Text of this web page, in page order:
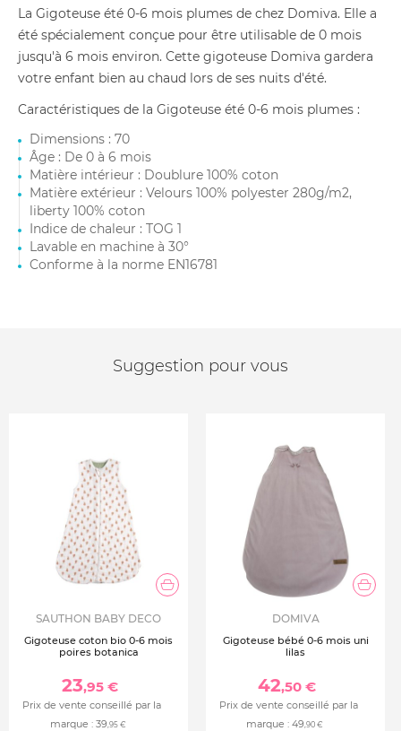
La Gigoteuse été 0-6 mois plumes de chez Domiva. Elle a
été spécialement conçue pour être utilisable de 0 mois
jusqu'à 6 mois environ. Cette gigoteuse Domiva gardera
votre enfant bien au chaud lors de ses nuits d'été.
Caractéristiques de la Gigoteuse été 0-6 mois plumes :
Dimensions : 70
Âge : De 0 à 6 mois
Matière intérieur : Doublure 100% coton
Matière extérieur : Velours 100% polyester 280g/m2,
liberty 100% coton
Indice de chaleur : TOG 1
Lavable en machine à 30°
Conforme à la norme EN16781
Suggestion pour vous
SAUTHON BABY DECO
Gigoteuse coton bio 0-6 mois
poires botanica
23,95 €
Prix de vente conseillé par la
marque : 39,95 €
DOMIVA
Gigoteuse bébé 0-6 mois uni
lilas
42,50 €
Prix de vente conseillé par la
marque : 49,90 €